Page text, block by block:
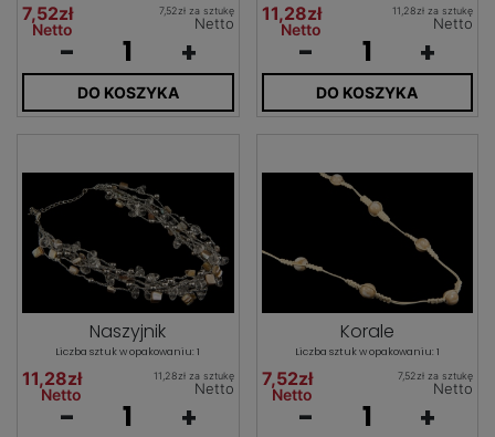
7,52zł
Netto
7,52zł za sztukę
Netto
- +
DO KOSZYKA
11,28zł
Netto
11,28zł za sztukę
Netto
- +
DO KOSZYKA
Naszyjnik
Liczba sztuk w opakowaniu: 1
11,28zł
Netto
11,28zł za sztukę
Netto
- +
Korale
Liczba sztuk w opakowaniu: 1
7,52zł
Netto
7,52zł za sztukę
Netto
- +